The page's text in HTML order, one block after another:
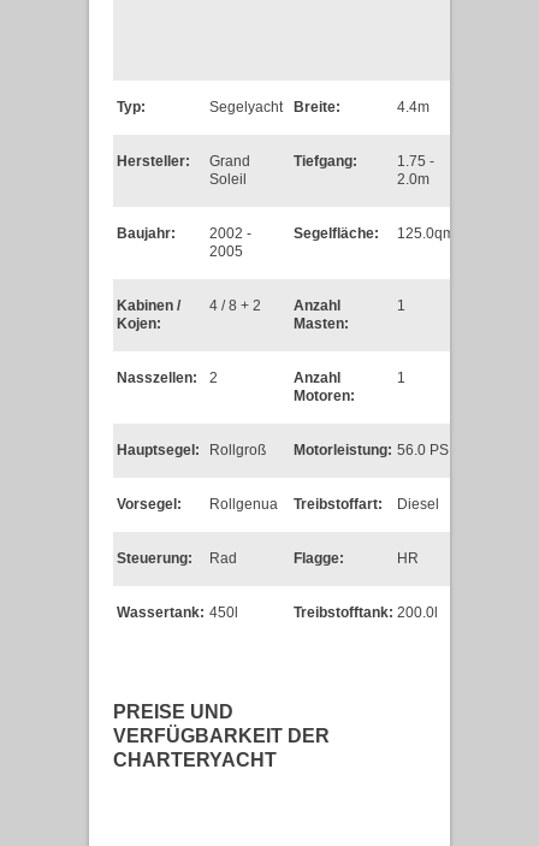
Typ: Segelyacht Breite: 4.4m
Hersteller:
Grand
Soleil
Tiefgang:
1.75 -
2.0m
Baujahr:
2002 -
2005
Segelfläche: 125.0qm
Kabinen /
Kojen:
4 / 8 + 2
Anzahl
Masten:
1
Nasszellen: 2
Anzahl
Motoren:
1
Hauptsegel: Rollgroß Motorleistung: 56.0 PS
Vorsegel: Rollgenua Treibstoffart: Diesel
Steuerung: Rad Flagge: HR
Wassertank: 450l Treibstofftank: 200.0l
PREISE UND
VERFÜGBARKEIT DER
CHARTERYACHT